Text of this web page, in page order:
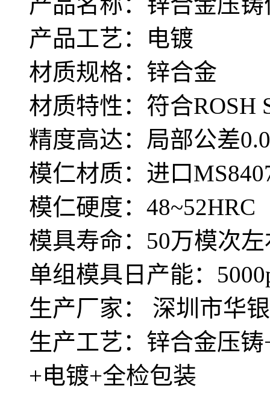
产品工艺：电镀
材质规格：锌合金
材质特性：符合ROSH
精度高达：局部公差
模仁材质：进口
模仁硬度：48~52HRC
模具寿命：50万模次左
单组模具日产能：
生产厂家： 深圳市华
生产工艺：锌合金压
+电镀+全检包装